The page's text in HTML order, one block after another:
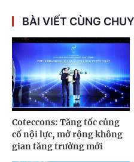
BÀI VIẾT CÙNG
Coteccons: Tăng tốc củng
cố nội lực, mở rộng không
gian tăng trưởng mới